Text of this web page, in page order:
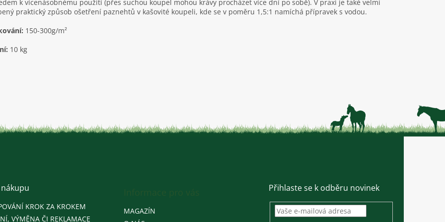
k vícenásobnému použití (přes suchou koupel mohou krávy procházet více dní po sobě). V praxi je také velmi
praktický způsob ošetření paznehtů v kašovité koupeli, kde se v poměru 1,5:1 namíchá přípravek s vodou.
150-300g/m²
10 kg
KROK ZA KROKEM
VÝMĚNA ČI REKLAMACE
MAGAZÍN
Přihlaste se k odběru novinek